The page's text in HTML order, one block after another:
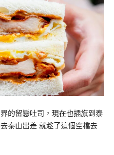
的留戀吐司，現在也插旗到泰
泰山出差 就趁了這個空檔去